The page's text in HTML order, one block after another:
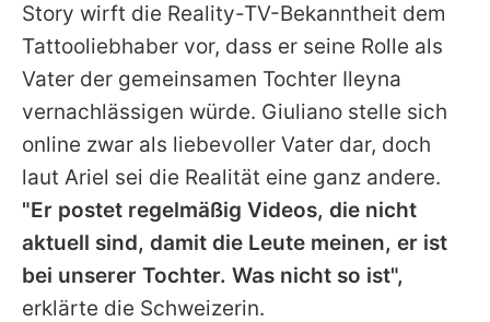
App runterladen
Team
Redaktionelle Richtlinien
Impressum
Datenschutzerklärung
Nutzungsbedingungen
Utiq verwalten
Story wirft die Reality-TV-Bekanntheit dem
Tattooliebhaber vor, dass er seine Rolle als
Vater der gemeinsamen Tochter Ileyna
vernachlässigen würde. Giuliano stelle sich
online zwar als liebevoller Vater dar, doch
laut Ariel sei die Realität eine ganz andere.
"Er postet regelmäßig Videos, die nicht
aktuell sind, damit die Leute meinen, er ist
bei unserer Tochter. Was nicht so ist",
erklärte die Schweizerin.